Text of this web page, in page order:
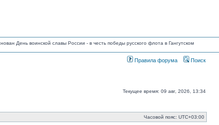
День воинской славы России - в честь победы русского флота в Гангутском
Правила форума Поиск
Текущее время: 09 авг, 2026, 13:34
Часовой пояс: UTC+03:00